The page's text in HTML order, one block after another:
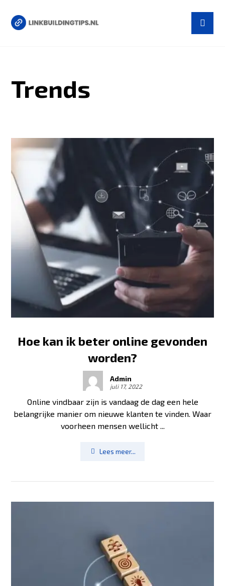
Trends
Hoe kan ik beter online gevonden
worden?
Admin
juli 17, 2022
Online vindbaar zijn is vandaag de dag een hele
belangrijke manier om nieuwe klanten te vinden. Waar
voorheen mensen wellicht ...
Lees meer...